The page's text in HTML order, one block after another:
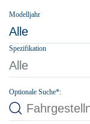
Modelljahr
Alle
Spezifikation
Alle
Optionale Suche*: